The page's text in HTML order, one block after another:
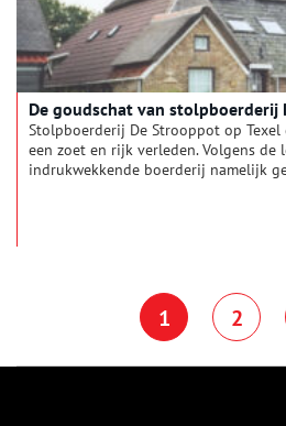
De goudschat van stolpboerderij
Stolpboerderij De Strooppot op Texel
een zoet en rijk verleden. Volgens de
indrukwekkende boerderij namelijk
1 2